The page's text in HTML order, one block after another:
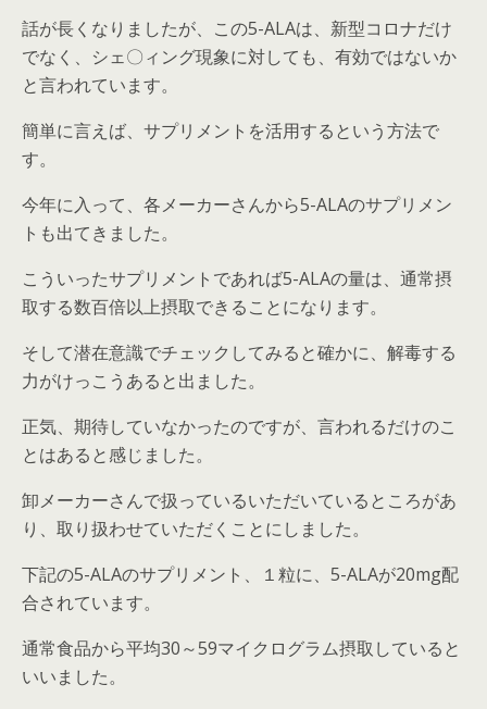
話が長くなりましたが、この5-ALAは、新型コロナだけ
でなく、シェ〇ィング現象に対しても、有効ではないか
と言われています。
簡単に言えば、サプリメントを活用するという方法で
す。
今年に入って、各メーカーさんから5-ALAのサプリメン
トも出てきました。
こういったサプリメントであれば5-ALAの量は、通常摂
取する数百倍以上摂取できることになります。
そして潜在意識でチェックしてみると確かに、解毒する
力がけっこうあると出ました。
正気、期待していなかったのですが、言われるだけのこ
とはあると感じました。
卸メーカーさんで扱っているいただいているところがあ
り、取り扱わせていただくことにしました。
下記の5-ALAのサプリメント、１粒に、5-ALAが20mg配
合されています。
通常食品から平均30～59マイクログラム摂取していると
いいました。